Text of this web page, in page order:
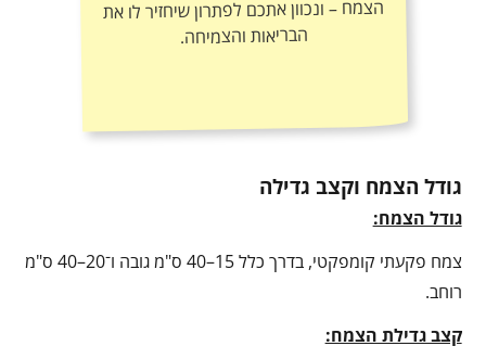
הבריאות והצמיחה.
גודל הצמח וקצב גדילה
גודל הצמח:
צמח פקעתי קומפקטי, בדרך כלל 15–40 ס"מ גובה ו־20–40 ס"מ
רוחב.
קצב גדילת הצמח: